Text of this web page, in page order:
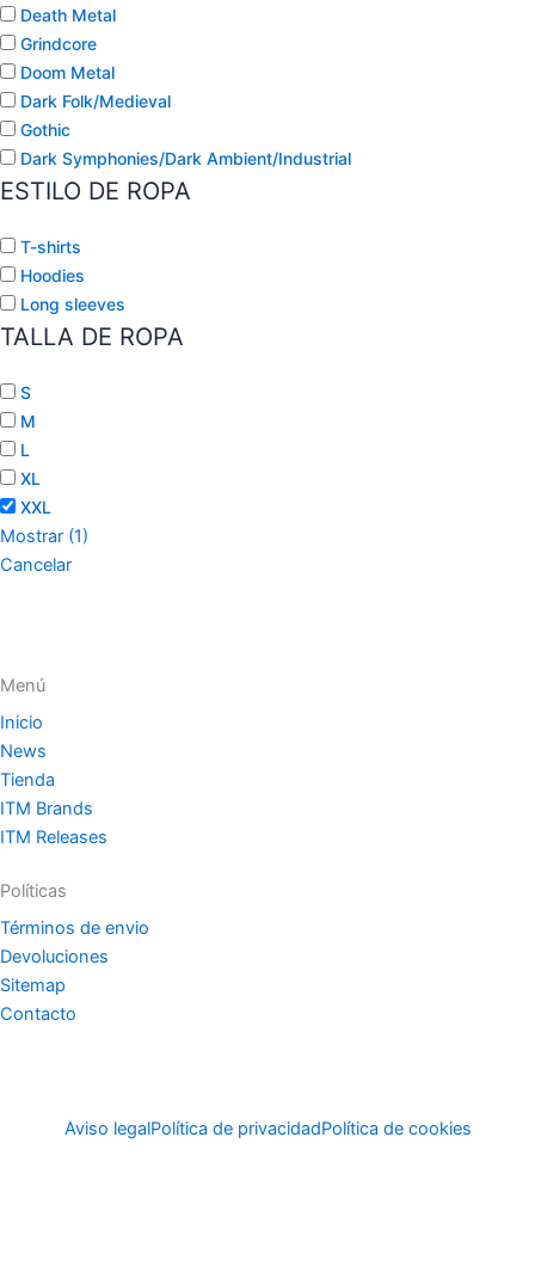
Death Metal
Grindcore
Doom Metal
Dark Folk/Medieval
Gothic
Dark Symphonies/Dark Ambient/Industrial
ESTILO DE ROPA
T-shirts
Hoodies
Long sleeves
TALLA DE ROPA
S
M
L
XL
XXL
Mostrar (1)
Cancelar
Menú
Inicio
News
Tienda
ITM Brands
ITM Releases
Políticas
Términos de envio
Devoluciones
Sitemap
Contacto
Aviso legalPolítica de privacidadPolítica de cookies